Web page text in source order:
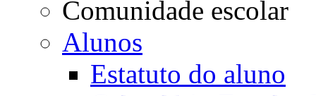
Comunidade escolar
Alunos
Estatuto do aluno